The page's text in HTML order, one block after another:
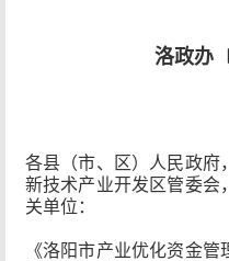
洛政办
各县（市、区）人民政府
新技术产业开发区管委会
关单位：
《洛阳市产业优化资金